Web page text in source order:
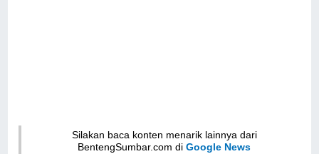
Silakan baca konten menarik lainnya dari
BentengSumbar.com diGoogle News